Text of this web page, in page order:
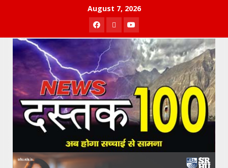
August 7, 2026
Facebook
TwitterYoutube